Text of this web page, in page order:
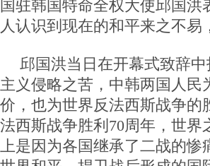
国驻韩国特命全权大使邱国
人认识到现在的和平来之不
邱国洪当日在开幕式致辞
主义侵略之苦，中韩两国人
价，也为世界反法西斯战争
法西斯战争胜利70周年，世
上是因为各国继承了二战的